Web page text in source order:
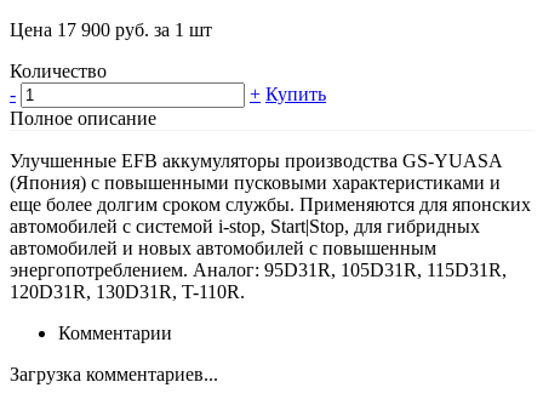
Цена 17 900 руб. за 1 шт
Количество
-
+ Купить
Полное описание
Улучшенные EFB аккумуляторы производства GS-YUASA
(Япония) с повышенными пусковыми характеристиками и
еще более долгим сроком службы. Применяются для японских
автомобилей с системой i-stop, Start|Stop, для гибридных
автомобилей и новых автомобилей с повышенным
энергопотреблением. Аналог: 95D31R, 105D31R, 115D31R,
120D31R, 130D31R, T-110R.
Комментарии
Загрузка комментариев...